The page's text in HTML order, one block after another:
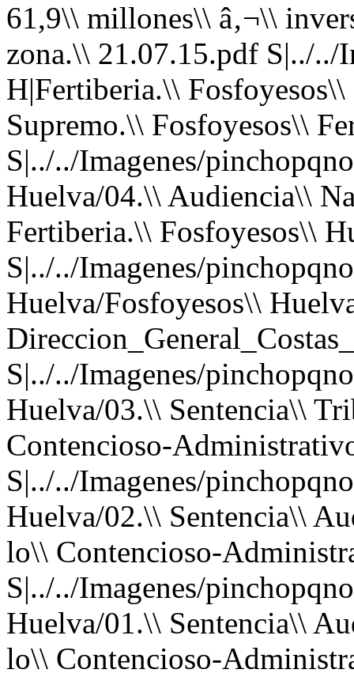
61,9\\ millones\\ â‚¬\\
zona.\\ 21.07.15.pdf S|../../
H|Fertiberia.\\
Supremo.\\ Fosfoyesos\\
S|../../Imagenes/
Huelva/04.\\ Audiencia\\
Fertiberia.\\ Fosfoyesos\\
S|../../Imagenes/
Huelva/Fosfoyesos\\
S|../../Imagenes/
Huelva/03.\\ Sentencia\\
Contencioso-
S|../../Imagenes/
Huelva/02.\\ Sentencia\\
lo\\ Contencioso-
S|../../Imagenes/
Huelva/01.\\ Sentencia\\
lo\\ Contencioso-